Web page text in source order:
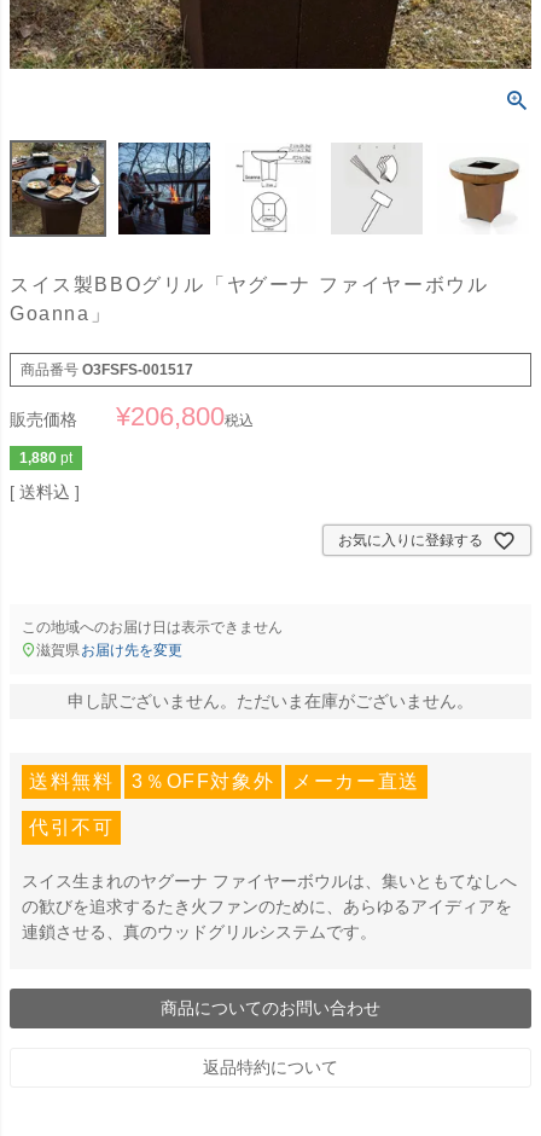
スイス製BBOグリル「ヤグーナ ファイヤーボウル
Goanna」
商品番号 O3FSFS-001517
販売価格 ¥206,800税込
1,880 pt
送料込
お気に入りに登録する
この地域へのお届け日は表示できません
滋賀県お届け先を変更
申し訳ございません。ただいま在庫がございません。
送料無料 3％OFF対象外 メーカー直送
代引不可
スイス生まれのヤグーナ ファイヤーボウルは、集いともてなしへ
の歓びを追求するたき火ファンのために、あらゆるアイディアを
連鎖させる、真のウッドグリルシステムです。
商品についてのお問い合わせ
返品特約について